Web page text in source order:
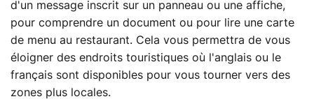
d'un message inscrit sur un panneau ou une affiche,
pour comprendre un document ou pour lire une carte
de menu au restaurant. Cela vous permettra de vous
éloigner des endroits touristiques où l'anglais ou le
français sont disponibles pour vous tourner vers des
zones plus locales.